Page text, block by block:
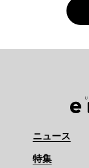
ニュース
特集